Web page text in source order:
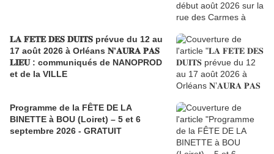
𝐋𝐀 𝐅𝐄𝐓𝐄 𝐃𝐄𝐒 𝐃𝐔𝐈𝐓𝐒 prévue du 12 au
17 août 2026 à Orléans 𝐍’𝐀𝐔𝐑𝐀 𝐏𝐀𝐒
𝐋𝐈𝐄𝐔 : communiqués de NANOPROD
et de la VILLE
Programme de la FÊTE DE LA
BINETTE à BOU (Loiret) – 5 et 6
septembre 2026 - GRATUIT